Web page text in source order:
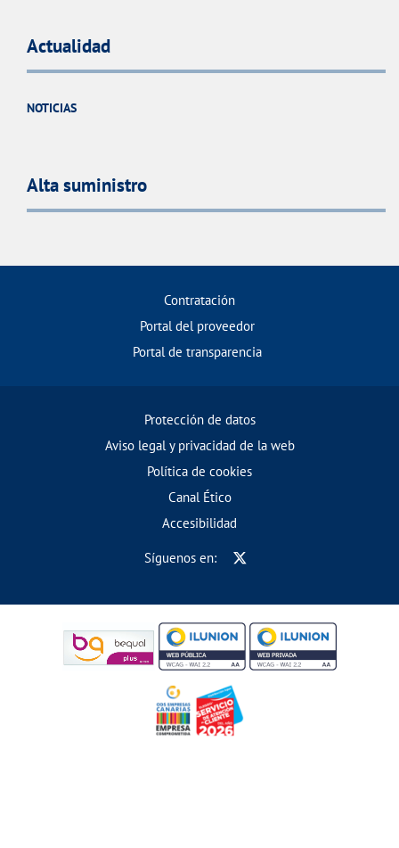
Actualidad
NOTICIAS
Alta suministro
Contratación
Portal del proveedor
Portal de transparencia
Protección de datos
Aviso legal y privacidad de la web
Política de cookies
Canal Ético
Accesibilidad
Síguenos en: